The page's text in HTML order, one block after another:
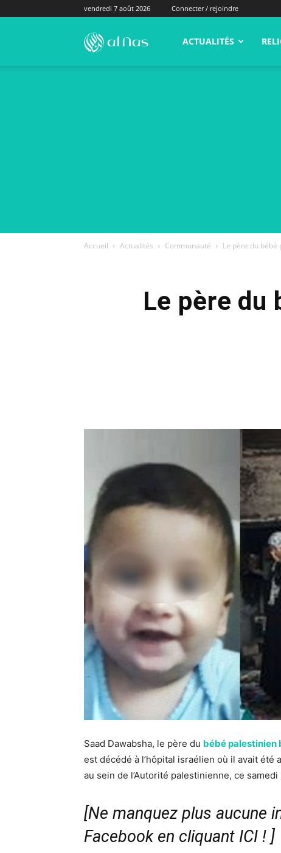
vendredi 7 août 2026 Connecter / rejoindre
alNas.fr ACTUALITÉS
Accueil Actualités Communauté Le père du
Le père du
Saad Dawabsha, le père du bébé palestinien
est décédé à l’hôpital israélien où il avait été
au sein de l’Autorité palestinienne, ce samedi
[Ne manquez plus aucune
Facebook en cliquant ICI ! ]